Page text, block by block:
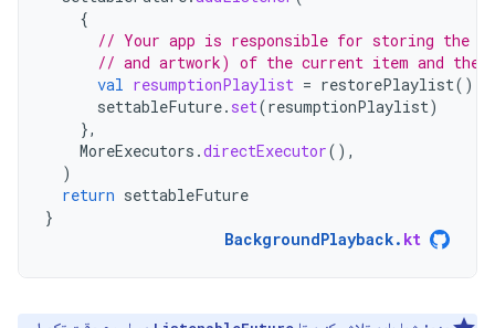
{
// Your app is responsible for storing the
// and artwork) of the current item and the
val resumptionPlaylist = restorePlaylist()
settableFuture. set(resumptionPlaylist)
},
MoreExecutors .directExecutor(),
)
return settableFuture
}
BackgroundPlayback. kt